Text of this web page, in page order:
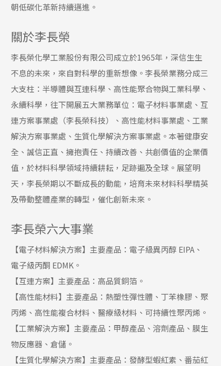
朝低碳化革新持續邁進。
關於李長榮
李長榮化學工業股份有限公司成立於1965年，深信生生
不息的未來，來自對科學的重新想像。李長榮業務分成三
大支柱：半導體與互連科學、 高性能聚合物與工業科學、
永續科學，往下開展五大業務單位： 電子材料事業處、互
連方案事業處（李長榮科技）、 高性能材料事業處、工業
解決方案事業處、 生質化學解決方案事業處。本著健康安
全、誠信正直、擁抱責任、持續改善、共創價值的企業價
值，於材料科學領域持續耕耘， 足跡遍及全球。展望明
天，李長榮期以不斷成長的動能， 培育未來材料科學精英
及帶動整體產業的轉型，催化創新未來。
李長榮六大事業
【電子材料解決方案】主要產品：電子級異丙醇 EIPA、
電子級丙酮 EDMK。
【互連方案】主要產品：高品質銅箔。
【高性能材料】主要產品：熱塑性彈性體、丁苯橡膠、聚
丙烯、高性能複合材料、醫療級材料、可持續性聚丙烯。
【工業解決方案】主要產品：甲醇產品、溶劑產品、膜生
物反應器、倉儲。
【生質化學解決方案】主要產品：發酵型蝦紅素、番茄紅